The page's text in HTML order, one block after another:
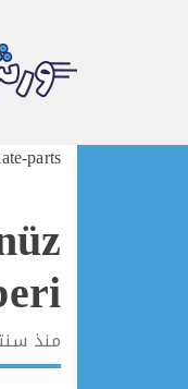
Skip
parts
منذ